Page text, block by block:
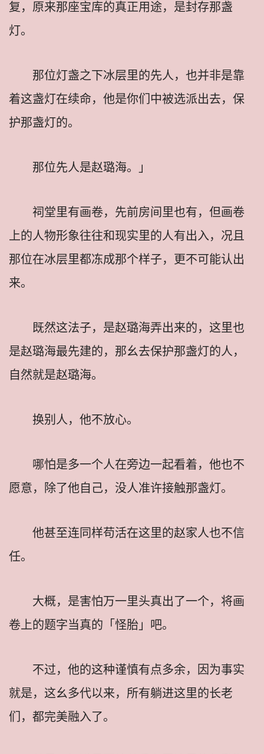
复，原来那座宝库的真正用途，是封存那盏
灯。
那位灯盏之下冰层里的先人，也并非是靠
着这盏灯在续命，他是你们中被选派出去，保
护那盏灯的。
那位先人是赵璐海。」
祠堂里有画卷，先前房间里也有，但画卷
上的人物形象往往和现实里的人有出入，况且
那位在冰层里都冻成那个样子，更不可能认出
来。
既然这法子，是赵璐海弄出来的，这里也
是赵璐海最先建的，那幺去保护那盏灯的人，
自然就是赵璐海。
换别人，他不放心。
哪怕是多一个人在旁边一起看着，他也不
愿意，除了他自己，没人准许接触那盏灯。
他甚至连同样苟活在这里的赵家人也不信
任。
大概，是害怕万一里头真出了一个，将画
卷上的题字当真的「怪胎」吧。
不过，他的这种谨慎有点多余，因为事实
就是，这幺多代以来，所有躺进这里的长老
们，都完美融入了。